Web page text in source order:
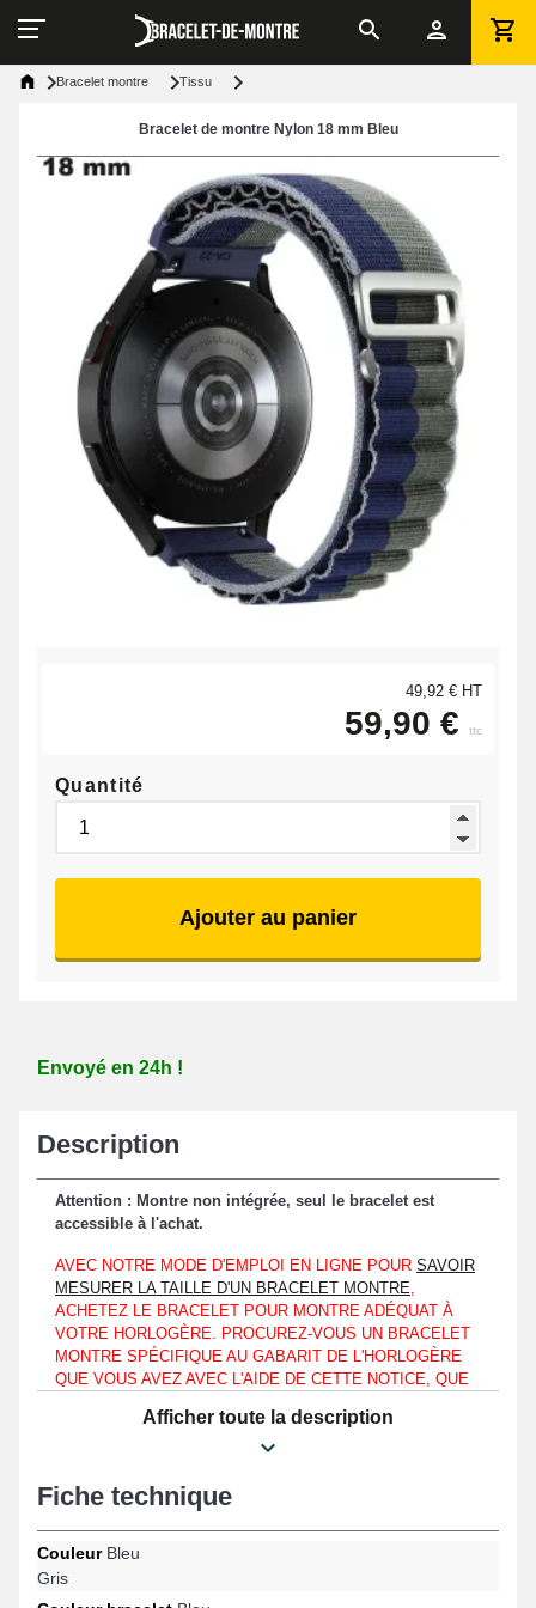
Bracelet montre Tissu
Bracelet de montre Nylon 18 mm Bleu
49,92 € HT
59,90 € ttc
Quantité
Ajouter au panier
Envoyé en 24h !
Description
Attention : Montre non intégrée, seul le bracelet est
accessible à l'achat.
AVEC NOTRE MODE D'EMPLOI EN LIGNE POUR SAVOIR
MESURER LA TAILLE D'UN BRACELET MONTRE,
ACHETEZ LE BRACELET POUR MONTRE ADÉQUAT À
VOTRE HORLOGÈRE. PROCUREZ-VOUS UN BRACELET
MONTRE SPÉCIFIQUE AU GABARIT DE L'HORLOGÈRE
QUE VOUS AVEZ AVEC L'AIDE DE CETTE NOTICE, QUE
TW STEEL, OLYMPIC OU BIEN UNE MATS MEIER.
de montre affichant sa mesure d'entre-corne d'une largeur de
18mm strictement.
Étant fait de nylon, ce bracelet de montre fait office d'une option
idéale pour un renouvellement d'un bracelet fatigué ou
Afficher toute la description
Fiche technique
CouleurBleu
Gris